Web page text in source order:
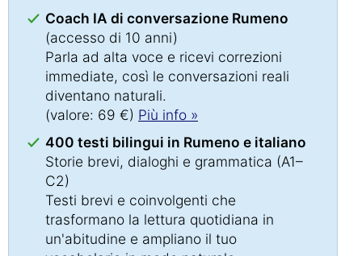
Coach IA di conversazione Rumeno
(accesso di 10 anni)
Parla ad alta voce e ricevi correzioni
immediate, così le conversazioni reali
diventano naturali.
(valore: 69 €) Più info »
400 testi bilingui in Rumeno e italiano
Storie brevi, dialoghi e grammatica (A1–
C2)
Testi brevi e coinvolgenti che
trasformano la lettura quotidiana in
un'abitudine e ampliano il tuo